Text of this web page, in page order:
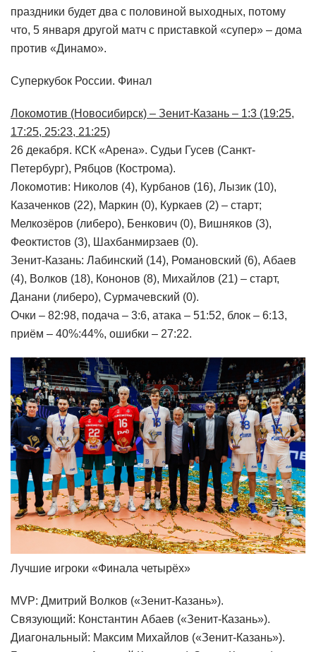
праздники будет два с половиной выходных, потому
что, 5 января другой матч с приставкой «супер» – дома
против «Динамо».
Суперкубок России. Финал
Локомотив (Новосибирск) – Зенит-Казань – 1:3 (19:25,
17:25, 25:23, 21:25)
26 декабря. КСК «Арена». Судьи Гусев (Санкт-
Петербург), Рябцов (Кострома).
Локомотив: Николов (4), Курбанов (16), Лызик (10),
Казаченков (22), Маркин (0), Куркаев (2) – старт;
Мелкозёров (либеро), Бенкович (0), Вишняков (3),
Феоктистов (3), Шахбанмирзаев (0).
Зенит-Казань: Лабинский (14), Романовский (6), Абаев
(4), Волков (18), Кононов (8), Михайлов (21) – старт,
Данани (либеро), Сурмачевский (0).
Очки – 82:98, подача – 3:6, атака – 51:52, блок – 6:13,
приём – 40%:44%, ошибки – 27:22.
Лучшие игроки «Финала четырёх»
MVP: Дмитрий Волков («Зенит-Казань»).
Связующий: Константин Абаев («Зенит-Казань»).
Диагональный: Максим Михайлов («Зенит-Казань»).